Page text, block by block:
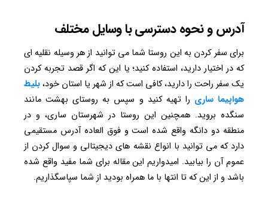
آدرس و نحوه دسترسی با وسایل مختلف
برای سفر کردن به این روستا شما می توانید از هر وسیله نقلیه ای
که در اختیار دارید، استفاده کنید؛ یا این که اگر قصد تجربه کردن
یک سفر راحت را دارید، کافی است که از شهر یا استان خود،بلیط
هواپیما ساری را تهیه کنید و سپس به روستای بهشت مانند
سنگده بروید. همچنین این روستا در شهرستان ساری، و در
منطقه دو دانگه واقع شده است و فوق العاده آدرس مستقیمی
دارد که می توانید با انواع نقشه های دیجیتالی و سوال کردن از
عموم آن را بیابید‌. امیدواریم این مقاله برای شما مفید واقع شده
باشد و از این که تا انتها با ما همراه بودید از شما سپاسگذاریم.